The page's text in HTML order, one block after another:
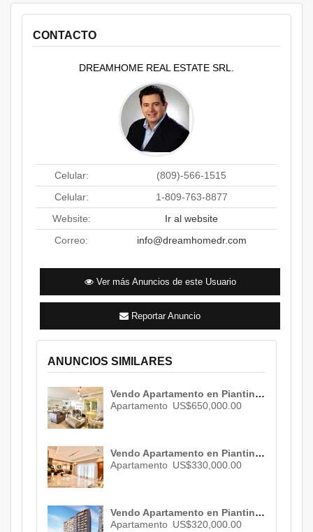
CONTACTO
DREAMHOME REAL ESTATE SRL.
Celular:
(809)-566-1515
Celular:
1-809-763-8877
Website:
Ir al website
Correo:
info@dreamhomedr.com
Ver más Anuncios de este Usuario
Reportar Anuncio
ANUNCIOS SIMILARES
Vendo Apartamento en Piantini , Santo Domingo , ID 2635
Apartamento US$650,000.00
Vendo Apartamento en Piantini , Santo Domingo , ID 3075
Apartamento US$330,000.00
Vendo Apartamento en Piantini , Santo Domingo , ID 2796
Apartamento US$320,000.00